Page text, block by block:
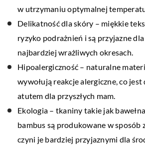
w utrzymaniu optymalnej
Delikatność dla skóry – miękkie
ryzyko podrażnień i są przyjazne
najbardziej wrażliwych okresach.
Hipoalergiczność – naturalne
wywołują reakcje alergiczne, co
atutem dla przyszłych mam.
Ekologia – tkaniny takie jak
bambus są produkowane w sposób
czyni je bardziej przyjaznymi dla